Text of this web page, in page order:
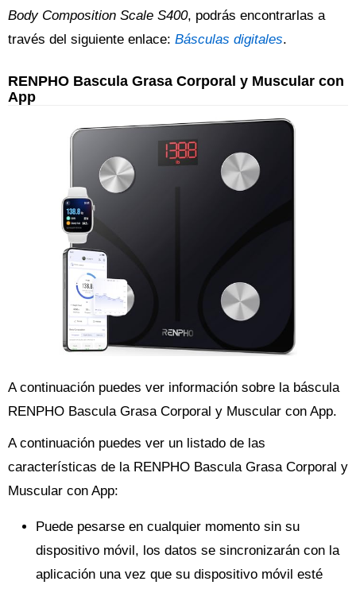
Body Composition Scale S400, podrás encontrarlas a
través del siguiente enlace: Básculas digitales.
RENPHO Bascula Grasa Corporal y Muscular con
App
A continuación puedes ver información sobre la báscula
RENPHO Bascula Grasa Corporal y Muscular con App.
A continuación puedes ver un listado de las
características de la RENPHO Bascula Grasa Corporal y
Muscular con App:
Puede pesarse en cualquier momento sin su
dispositivo móvil, los datos se sincronizarán con la
aplicación una vez que su dispositivo móvil esté